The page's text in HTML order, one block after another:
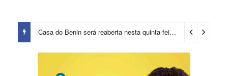
Casa do Benin será reaberta nesta quinta-feira (6) 1 dia ago